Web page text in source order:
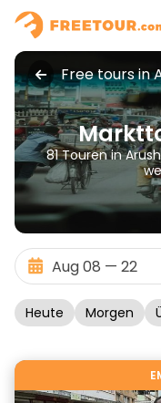
Free tours in
81 Touren in
Heute Morgen